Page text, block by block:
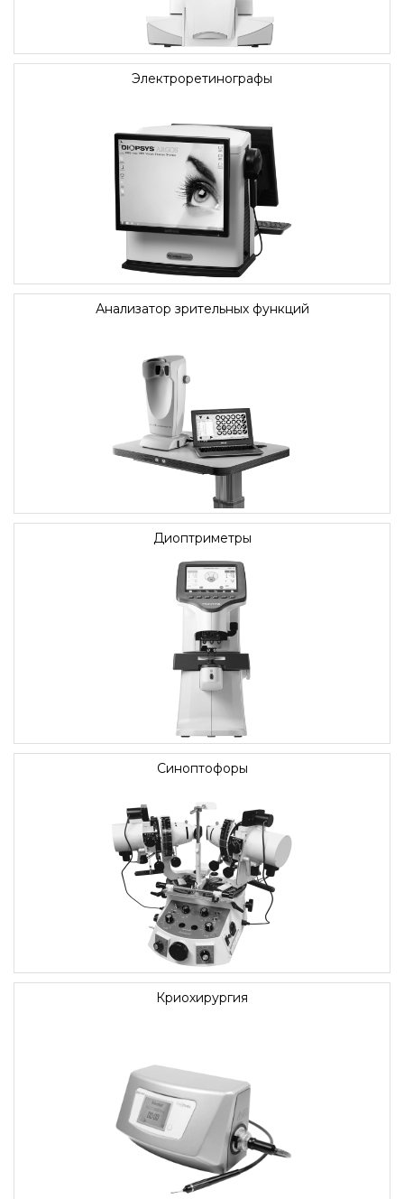
Электроретинографы
Анализатор зрительных функций
Диоптриметры
Синоптофоры
Криохирургия